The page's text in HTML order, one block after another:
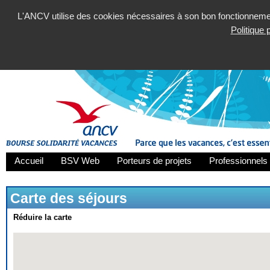
L'ANCV utilise des cookies nécessaires à son bon
Politique
Accueil BSV Web Porteurs de projets
Carte des séjours
Réduire la carte